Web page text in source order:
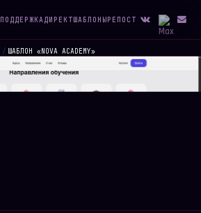
ПОДДЕРЖКА ДИРЕКТШАБЛОНЫРЕПОСТ
/ ШАБЛОН «NOVA ACADEMY»